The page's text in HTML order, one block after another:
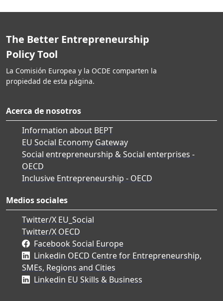
The Better Entrepreneurship
Policy Tool
La Comisión Europea y la OCDE comparten la
propiedad de esta página.
Acerca de nosotros
Information about BEPT
EU Social Economy Gateway
Social entrepreneurship & Social enterprises -
OECD
Inclusive Entrepreneurship - OECD
Medios sociales
Twitter/X EU_Social
Twitter/X OECD
Facebook Social Europe
Linkedin OECD Centre for Entrepreneurship,
SMEs, Regions and Cities
Linkedin EU Skills & Business